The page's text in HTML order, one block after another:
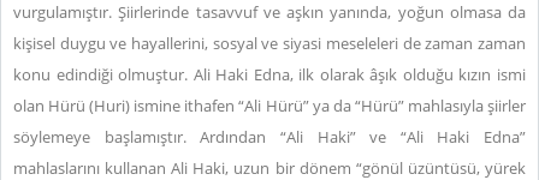
vurgulamıştır. Şiirlerinde tasavvuf ve aşkın yanında, yoğun olmasa da
kişisel duygu ve hayallerini, sosyal ve siyasi meseleleri de zaman zaman
konu edindiği olmuştur. Ali Haki Edna, ilk olarak âşık olduğu kızın ismi
olan Hürü (Huri) ismine ithafen “Ali Hürü” ya da “Hürü” mahlasıyla şiirler
söylemeye başlamıştır. Ardından “Ali Haki” ve “Ali Haki Edna”
mahlaslarını kullanan Ali Haki, uzun bir dönem “gönül üzüntüsü, yürek